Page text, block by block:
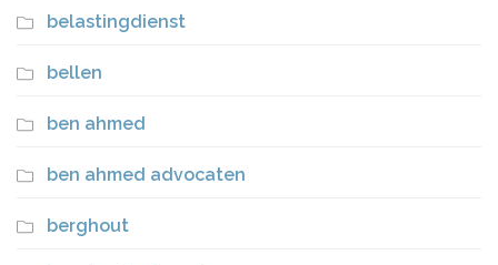
belastingdienst
bellen
ben ahmed
ben ahmed advocaten
berghout